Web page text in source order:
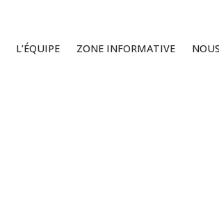
L’ÉQUIPE ZONE INFORMATIVE